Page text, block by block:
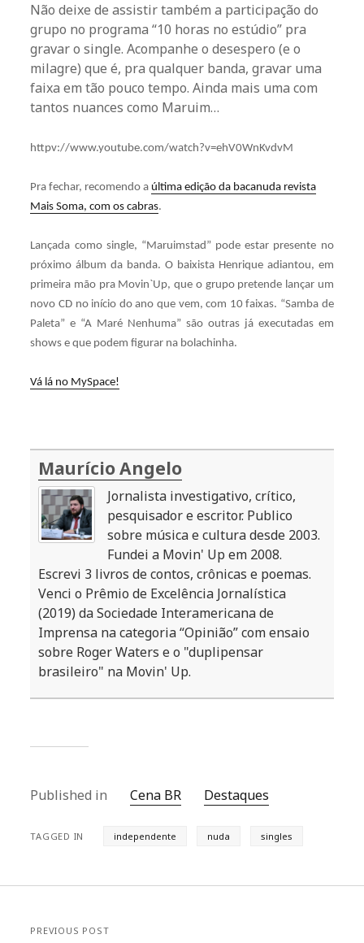
Não deixe de assistir também a participação do
grupo no programa “10 horas no estúdio” pra
gravar o single. Acompanhe o desespero (e o
milagre) que é, pra qualquer banda, gravar uma
faixa em tão pouco tempo. Ainda mais uma com
tantos nuances como Maruim…
httpv://www.youtube.com/watch?v=ehV0WnKvdvM
Pra fechar, recomendo a última edição da bacanuda revista
Mais Soma, com os cabras.
Lançada como single, “Maruimstad” pode estar presente no
próximo álbum da banda. O baixista Henrique adiantou, em
primeira mão pra Movin`Up, que o grupo pretende lançar um
novo CD no início do ano que vem, com 10 faixas. “Samba de
Paleta” e “A Maré Nenhuma” são outras já executadas em
shows e que podem figurar na bolachinha.
Vá lá no MySpace!
Maurício Angelo
Jornalista investigativo, crítico,
pesquisador e escritor. Publico
sobre música e cultura desde 2003.
Fundei a Movin' Up em 2008.
Escrevi 3 livros de contos, crônicas e poemas.
Venci o Prêmio de Excelência Jornalística
(2019) da Sociedade Interamericana de
Imprensa na categoria “Opinião” com ensaio
sobre Roger Waters e o "duplipensar
brasileiro" na Movin' Up.
Published in Cena BR Destaques
TAGGED IN independente nuda singles
PREVIOUS POST